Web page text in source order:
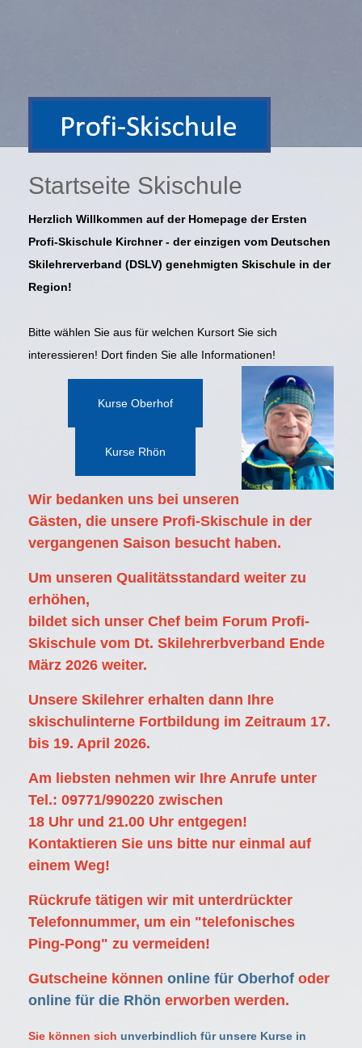
Startseite Skischule
Herzlich Willkommen auf der Homepage der Ersten
Profi-Skischule Kirchner - der einzigen vom Deutschen
Skilehrerverband (DSLV) genehmigten Skischule in der
Region!
Bitte wählen Sie aus für welchen Kursort Sie sich
interessieren! Dort finden Sie alle Informationen!
Kurse Oberhof
Kurse Rhön
Wir bedanken uns bei unseren
Gästen, die unsere Profi-Skischule in der
vergangenen Saison besucht haben.
Um unseren Qualitätsstandard weiter zu
erhöhen,
bildet sich unser Chef beim Forum Profi-
Skischule vom Dt. Skilehrerbverband Ende
März 2026 weiter.
Unsere Skilehrer erhalten dann Ihre
skischulinterne Fortbildung im Zeitraum 17.
bis 19. April 2026.
Am liebsten nehmen wir Ihre Anrufe unter
Tel.: 09771/990220 zwischen
18 Uhr und 21.00 Uhr entgegen!
Kontaktieren Sie uns bitte nur einmal auf
einem Weg!
Rückrufe tätigen wir mit unterdrückter
Telefonnummer, um ein "telefonisches
Ping-Pong" zu vermeiden!
Gutscheine können online für Oberhof oder
online für die Rhön erworben werden.
Sie können sich unverbindlich für unsere Kurse in